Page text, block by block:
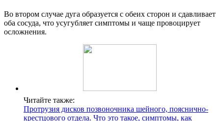
Во втором случае дуга образуется с обеих сторон и сдавливает
оба сосуда, что усугубляет симптомы и чаще провоцирует
осложнения.
Читайте также:
Протрузия дисков позвоночника шейного, пояснично-
крестцового отдела. Что это такое, симптомы, как